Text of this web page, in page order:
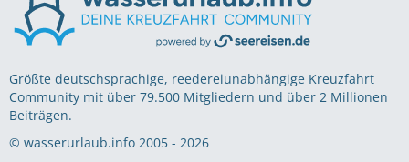
Größte deutschsprachige, reedereiunabhängige Kreuzfahrt
Community mit über 79.500 Mitgliedern und über 2 Millionen
Beiträgen.
© wasserurlaub.info 2005 - 2026